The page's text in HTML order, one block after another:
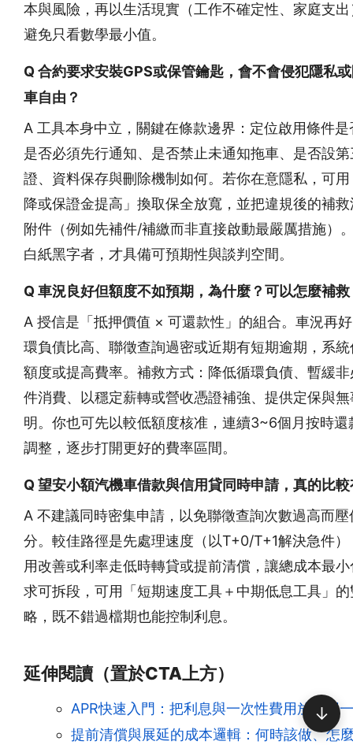
本與風險，再以生活現實（工作不確定性、家庭支
避免只看數學最小值。
Q 合約要求安裝GPS或保管鑰匙，會不會侵犯隱私
車自由？
A 工具本身中立，關鍵在條款邊界：定位啟用條件
是否必須先行通知、是否禁止未通知拖車、是否設
證、資料保存與刪除機制如何。若你在意隱私，可
降或保證金提高」換取保全放寬，並把違規後的補
附件（例如先補件/補繳而非直接啟動最嚴厲措施）
白紙黑字者，才具備可預期性與談判空間。
Q 車況良好但額度不如預期，為什麼？可以怎麼補救
A 授信是「抵押價值 × 可還款性」的組合。車況再
環負債比高、聯徵查詢過密或近期有短期逾期，系
額度或提高費率。補救方式：降低循環負債、暫緩
件消費、以穩定薪轉或營收憑證補強、提供定保與
明。你也可先以較低額度核准，連續3~6個月按時還
調整，逐步打開更好的費率區間。
Q 望安小額汽機車借款與信用貸同時申請，真的比
A 不建議同時密集申請，以免聯徵查詢次數過高而
分。較佳路徑是先處理速度（以T+0/T+1解決急件）
用改善或利率走低時轉貸或提前清償，讓總成本最
求可拆段，可用「短期速度工具＋中期低息工具」
略，既不錯過檔期也能控制利息。
延伸閱讀（置於CTA上方）
APR快速入門：把利息與一次性費用放到同
提前清償與展延的成本邏輯：何時該做、怎
↓